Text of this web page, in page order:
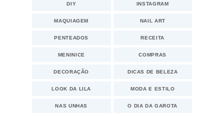
DIY INSTAGRAM
MAQUIAGEM NAIL ART
PENTEADOS RECEITA
MENINICE COMPRAS
DECORAÇÃO DICAS DE BELEZA
LOOK DA LILA MODA E ESTILO
NAS UNHAS O DIA DA GAROTA